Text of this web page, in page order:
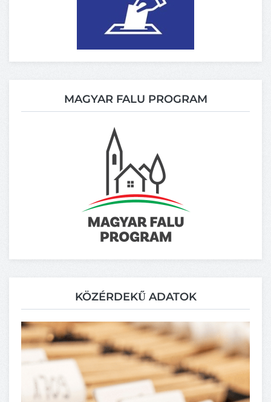
MAGYAR FALU PROGRAM
KÖZÉRDEKŰ ADATOK